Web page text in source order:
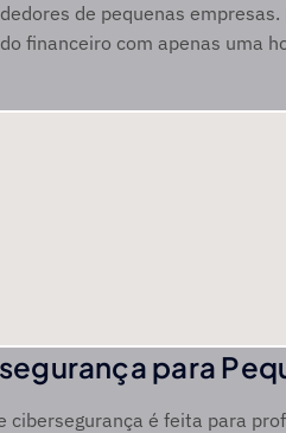
de pequenas
financeiro com apenas uma
para
é feita para